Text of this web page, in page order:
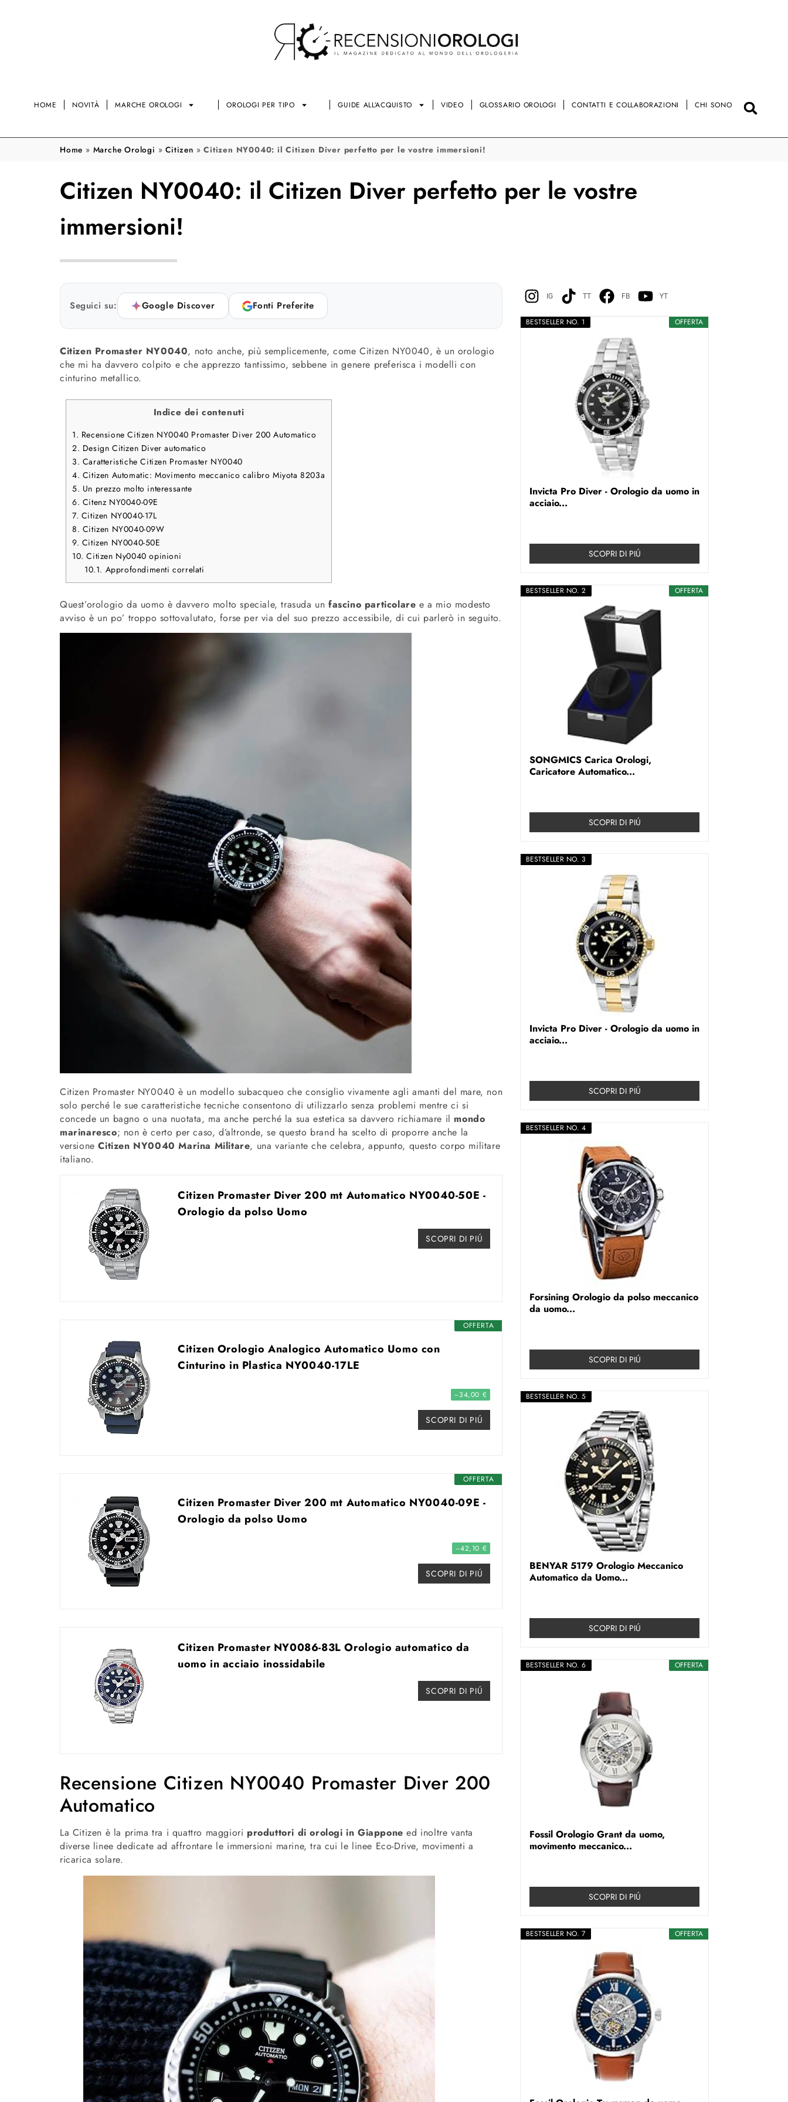
HOME NOVITÀ MARCHE OROLOGI OROLOGI PER TIPO GUIDE ALL’ACQUISTO VIDEO GLOSSARIO OROLOGI CONTATTI E COLLABORAZIONI CHI SONO
Home » Marche Orologi »Citizen »Citizen NY0040: il Citizen Diver perfetto per le vostre immersioni!
Citizen NY0040: il Citizen Diver perfetto per le vostre
immersioni!
Seguici su: Google Discover Fonti Preferite
Citizen Promaster NY0040, noto anche, più semplicemente, come Citizen NY0040, è un orologio
che mi ha davvero colpito e che apprezzo tantissimo, sebbene in genere preferisca i modelli con
cinturino metallico.
Indice dei contenuti
1. Recensione Citizen NY0040 Promaster Diver 200 Automatico
2. Design Citizen Diver automatico
3. Caratteristiche Citizen Promaster NY0040
4. Citizen Automatic: Movimento meccanico calibro Miyota 8203a
5. Un prezzo molto interessante
6. Citenz NY0040-09E
7. Citizen NY0040-17L
8. Citizen NY0040-09W
9. Citizen NY0040-50E
10. Citizen Ny0040 opinioni
10.1. Approfondimenti correlati
Quest’orologio da uomo è davvero molto speciale, trasuda un fascino particolare e a mio modesto
avviso è un po’ troppo sottovalutato, forse per via del suo prezzo accessibile, di cui parlerò in seguito.
Citizen Promaster NY0040 è un modello subacqueo che consiglio vivamente agli amanti del mare, non
solo perché le sue caratteristiche tecniche consentono di utilizzarlo senza problemi mentre ci si
concede un bagno o una nuotata, ma anche perché la sua estetica sa davvero richiamare il mondo
marinaresco; non è certo per caso, d’altronde, se questo brand ha scelto di proporre anche la
versioneCitizen NY0040 Marina Militare, una variante che celebra, appunto, questo corpo militare
italiano.
Citizen Promaster Diver 200 mt Automatico NY0040-50E -
Orologio da polso Uomo
SCOPRI DI PIÚ
OFFERTA
Citizen Orologio Analogico Automatico Uomo con
Cinturino in Plastica NY0040-17LE
−34,00 €
SCOPRI DI PIÚ
OFFERTA
Citizen Promaster Diver 200 mt Automatico NY0040-09E -
Orologio da polso Uomo
−42,10 €
SCOPRI DI PIÚ
Citizen Promaster NY0086-83L Orologio automatico da
uomo in acciaio inossidabile
SCOPRI DI PIÚ
Recensione Citizen NY0040 Promaster Diver 200
Automatico
La Citizen è la prima tra i quattro maggiori produttori di orologi in Giappone ed inoltre vanta
diverse linee dedicate ad affrontare le immersioni marine, tra cui le linee Eco-Drive, movimenti a
ricarica solare.
IG TT FB YT
OFFERTA
BESTSELLER NO. 1
Invicta Pro Diver - Orologio da uomo in
acciaio...
SCOPRI DI PIÚ
OFFERTA
BESTSELLER NO. 2
SONGMICS Carica Orologi,
Caricatore Automatico...
SCOPRI DI PIÚ
BESTSELLER NO. 3
Invicta Pro Diver - Orologio da uomo in
acciaio...
SCOPRI DI PIÚ
BESTSELLER NO. 4
Forsining Orologio da polso meccanico
da uomo...
SCOPRI DI PIÚ
BESTSELLER NO. 5
BENYAR 5179 Orologio Meccanico
Automatico da Uomo...
SCOPRI DI PIÚ
OFFERTA
BESTSELLER NO. 6
Fossil Orologio Grant da uomo,
movimento meccanico...
SCOPRI DI PIÚ
OFFERTA
BESTSELLER NO. 7